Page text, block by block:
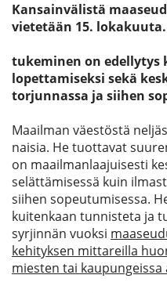
Kansainvälistä
vietetään 15. lokakuuta.
tukeminen on edellytys
lopettamiseksi sekä
torjunnassa ja siihen
Maailman väestöstä
naisia. He tuottavat
on maailmanlaajuisesti
selättämisessä kuin
siihen sopeutumisessa.
kuitenkaan tunnisteta ja
syrjinnän vuoksi
kehityksen mittareilla
miesten tai kaupungeissa